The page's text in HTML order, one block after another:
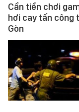
Cần tiền chơi
hơi cay tấn công
Gòn